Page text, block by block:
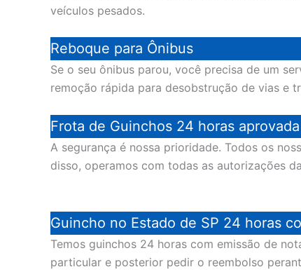
veículos pesados.
Reboque para Ônibus
Se o seu ônibus parou, você precisa de um
remoção rápida para desobstrução de vias e
Frota de Guinchos 24 horas
A segurança é nossa prioridade. Todos os
disso, operamos com todas as autorizações
Guincho no Estado de SP 24 horas
Temos guinchos 24 horas com emissão de
particular e posterior pedir o reembolso